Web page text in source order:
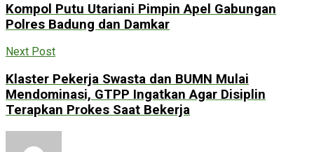
Kompol Putu Utariani Pimpin Apel Gabungan
Polres Badung dan Damkar
Next Post
Klaster Pekerja Swasta dan BUMN Mulai
Mendominasi, GTPP Ingatkan Agar Disiplin
Terapkan Prokes Saat Bekerja